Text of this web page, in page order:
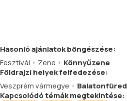
Hasonlóajánlatokböngészése:
Fesztivál
Zene
Könnyűzene
Földrajzi helyek felfedezése:
Veszprém vármegye
Balatonfüred
Kapcsolódó témák megtekintése: